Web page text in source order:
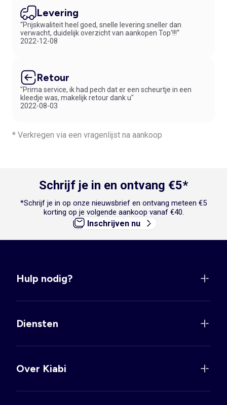
Levering
“Prijskwaliteit heel goed, snelle levering sneller dan
verwacht, duidelijk overzicht van aankopen Top'!!!“
2022-12-08
Retour
"Prima service, ik had pech dat er een scheurtje in een
kleedje was, makelijk retour dank u"
2022-08-03
* Verkregen via een vragenlijst na aankoop
Schrijf je in en ontvang €5*
*Schrijf je in op onze nieuwsbrief en ontvang meteen €5
korting op je volgende aankoop vanaf €40.
Inschrijven nu
Hulp nodig?
Diensten
Over Kiabi